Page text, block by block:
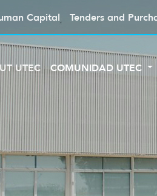
Capital Tenders and
UTEC COMUNIDAD UTEC